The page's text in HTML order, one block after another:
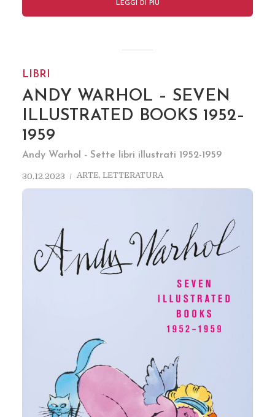
LEGGI DI PIÚ
LIBRI
ANDY WARHOL – SEVEN
ILLUSTRATED BOOKS 1952–
1959
Andy Warhol - Sette libri illustrati 1952-1959
30.12.2023 ARTE, LETTERATURA